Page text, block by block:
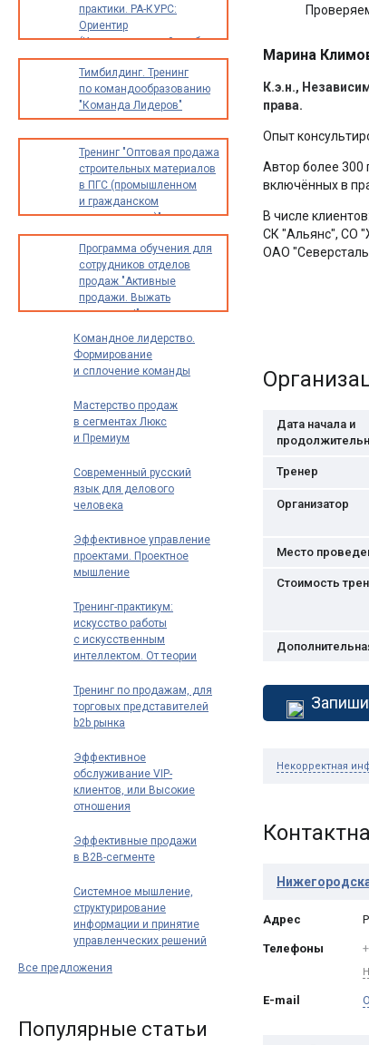
Марина
К.э.н.,
права.
Опыт
Автор более 300
включённых в
В числе
СК "Альянс", СО
ОАО
Дата начала и
Тренер
Организатор
Место
Стоимость
Некорректная
Адрес
Телефоны
E-mail
практики. РА-КУРС:
Ориентир
(Индивидуальный разбор
опыта и идей для
предпринимателей,
экспертов
и специалистов)
Тимбилдинг. Тренинг
по командообразованию
"Команда Лидеров"
Тренинг "Оптовая продажа
строительных материалов
в ПГС (промышленном
и гражданском
строительстве)"
Программа обучения для
сотрудников отделов
продаж "Активные
продажи. Выжать
максимум!"
Командное лидерство.
Формирование
и сплочение команды
Мастерство продаж
в сегментах Люкс
и Премиум
Современный русский
язык для делового
человека
Эффективное управление
проектами. Проектное
мышление
Тренинг-практикум:
искусство работы
с искусственным
интеллектом. От теории
использовать ИИ для
повышения
эффективности
Тренинг по продажам, для
торговых представителей
b2b рынка
Эффективное
обслуживание VIP-
клиентов, или Высокие
отношения
Эффективные продажи
в B2B-сегменте
Системное мышление,
структурирование
информации и принятие
управленческих решений
Все предложения
Популярные статьи